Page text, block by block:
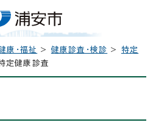
康・福祉 > 健康診査・検診 > 特定
定健康診査